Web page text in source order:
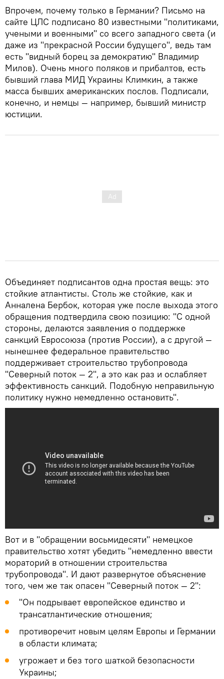
Впрочем, почему только в Германии? Письмо на
сайте ЦЛС подписано 80 известными "политиками,
учеными и военными" со всего западного света (и
даже из "прекрасной России будущего", ведь там
есть "видный борец за демократию" Владимир
Милов). Очень много поляков и прибалтов, есть
бывший глава МИД Украины Климкин, а также
масса бывших американских послов. Подписали,
конечно, и немцы — например, бывший министр
юстиции.
Объединяет подписантов одна простая вещь: это
стойкие атлантисты. Столь же стойкие, как и
Анналена Бербок, которая уже после выхода этого
обращения подтвердила свою позицию: "С одной
стороны, делаются заявления о поддержке
санкций Евросоюза (против России), а с другой —
нынешнее федеральное правительство
поддерживает строительство трубопровода
"Северный поток — 2", а это как раз и ослабляет
эффективность санкций. Подобную неправильную
политику нужно немедленно остановить".
Вот и в "обращении восьмидесяти" немецкое
правительство хотят убедить "немедленно ввести
мораторий в отношении строительства
трубопровода". И дают развернутое объяснение
того, чем же так опасен "Северный поток — 2":
"Он подрывает европейское единство и
трансатлантические отношения;
противоречит новым целям Европы и Германии
в области климата;
угрожает и без того шаткой безопасности
Украины;